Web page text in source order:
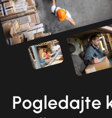
Pogledajte